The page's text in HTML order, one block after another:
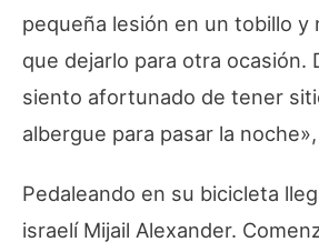
pequeña lesión en un tobillo y
que dejarlo para otra ocasión.
siento afortunado de tener
albergue para pasar la
Pedaleando en su bicicleta
israelí Mijail Alexander.